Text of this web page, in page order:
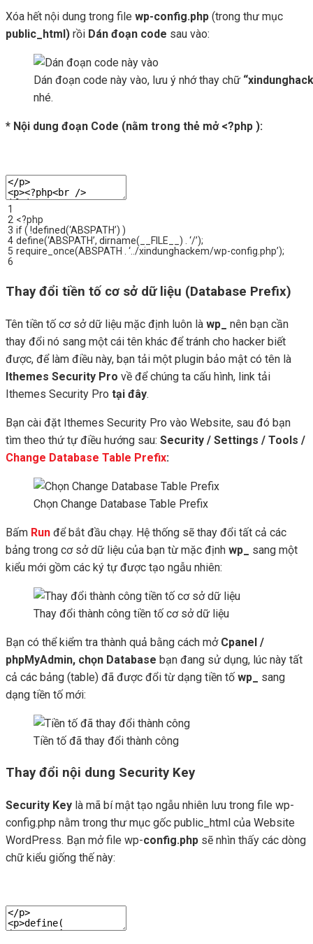
Xóa hết nội dung trong file wp-config.php (trong thư mục
public_html) rồi Dán đoạn code sau vào:
Dán đoạn code này vào, lưu ý nhớ thay chữ
nhé.
* Nội dung đoạn Code (nằm trong thẻ mở <?php ):
1
2
3
4
5
6
<?php
if( !defined(‘ABSPATH’) )
define(‘ABSPATH’, dirname( __FILE__ ) ‘/’);
require_once(ABSPATH ‘../xindunghackem/wp-config.php’);
Thay đổi tiền tố cơ sở dữ liệu (Database Prefix)
Tên tiền tố cơ sở dữ liệu mặc định luôn là wp_
nên bạn cần
thay đổi nó sang một cái tên khác để tránh cho hacker biết
được, để làm điều này, bạn tải một plugin bảo mật có tên là
Ithemes Security Pro về để chúng ta cấu hình, link tải
Ithemes Security Pro tại đây.
Bạn cài đặt Ithemes Security Pro vào Website, sau đó bạn
tìm theo thứ tự điều hướng sau: Security / Settings / Tools /
Change Database Table Prefix:
Chọn Change Database Table Prefix
Bấm Run để bắt đầu chạy. Hệ thống sẽ thay đổi tất cả các
bảng trong cơ sở dữ liệu của bạn từ mặc định wp_
sang một
kiểu mới gồm các ký tự được tạo ngẫu nhiên:
Thay đổi thành công tiền tố cơ sở dữ liệu
Bạn có thể kiểm tra thành quả bằng cách mở Cpanel /
phpMyAdmin, chọn Database bạn đang sử dụng, lúc này tất
cả các bảng (table) đã được đổi từ dạng tiền tố wp_
sang
dạng tiền tố mới:
Tiền tố đã thay đổi thành công
Thay đổi nội dung Security Key
Security Key là mã bí mật tạo ngẫu nhiên lưu trong file wp-
config.php nằm trong thư mục gốc public_html của Website
WordPress. Bạn mở file wp-config.php sẽ nhìn thấy các dòng
chữ kiểu giống thế này: